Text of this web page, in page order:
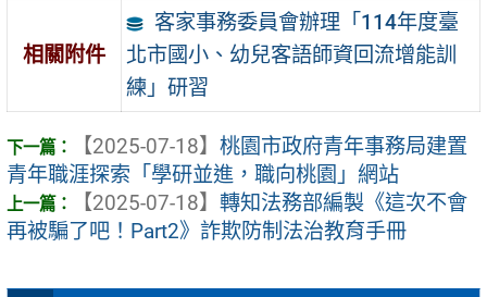
相關附件
客家事務委員會辦理「114年度臺
北市國小、幼兒客語師資回流增能訓
練」研習
【2025-07-18】 桃園市政府青年事務局建置
青年職涯探索「學研並進，職向桃園」網站
【2025-07-18】 轉知法務部編製《這次不會
再被騙了吧！Part2》詐欺防制法治教育手冊